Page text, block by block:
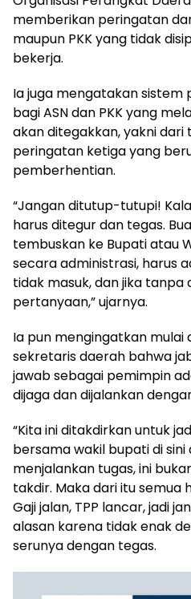
memberikan peringatan
maupun PKK yang tidak
bekerja.
Ia juga mengatakan
bagi ASN dan PKK yang
akan ditegakkan, yakni
peringatan ketiga yang
pemberhentian.
“Jangan ditutup-tutupi!
harus ditegur dan tegas.
tembuskan ke Bupati atau
secara administrasi, harus
tidak masuk, dan jika tanpa
pertanyaan,” ujarnya.
Ia pun mengingatkan mulai
sekretaris daerah bahwa
jawab sebagai pemimpin
dijaga dan dijalankan
“Kita ini ditakdirkan untuk
bersama wakil bupati di
menjalankan tugas, ini
takdir. Maka dari itu semua
Gaji jalan, TPP lancar, jadi
alasan karena tidak enak
serunya dengan tegas.